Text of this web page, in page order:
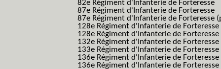
82e Régiment d'Infanterie de Forteresse
87e Régiment d'Infanterie de Forteresse
87e Régiment d'Infanterie de Forteresse
128e Régiment d'Infanterie de Forteresse
128e Régiment d'Infanterie de
132e Régiment d'Infanterie de Forteresse
133e Régiment d'Infanterie de Forteresse
136e Régiment d'Infanterie de Forteresse
136e Régiment d'Infanterie de